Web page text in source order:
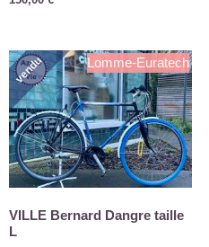
Lomme-Euratech
vendu
VILLE Bernard Dangre taille
L